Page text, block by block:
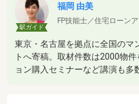
駅ガイド
福岡 由美
FP技能士／住宅ローン
東京・名古屋を拠点に全国のマ
トへ寄稿。取材件数は2000物
ョン購入セミナーなど講演も多